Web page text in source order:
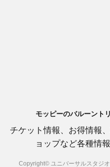
モッピーのバルーント
チケット情報、お得情報
ョップなど各種情
Copyright© ユニバーサルスタジ